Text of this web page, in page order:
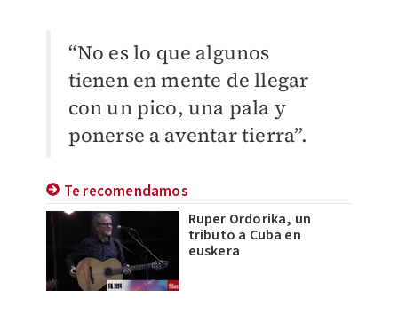
“No es lo que algunos
tienen en mente de llegar
con un pico, una pala y
ponerse a aventar tierra”.
Te recomendamos
Ruper Ordorika, un
tributo a Cuba en
euskera